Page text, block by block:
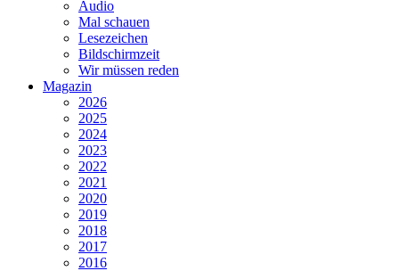
Audio
Mal schauen
Lesezeichen
Bildschirmzeit
Wir müssen reden
Magazin
2026
2025
2024
2023
2022
2021
2020
2019
2018
2017
2016